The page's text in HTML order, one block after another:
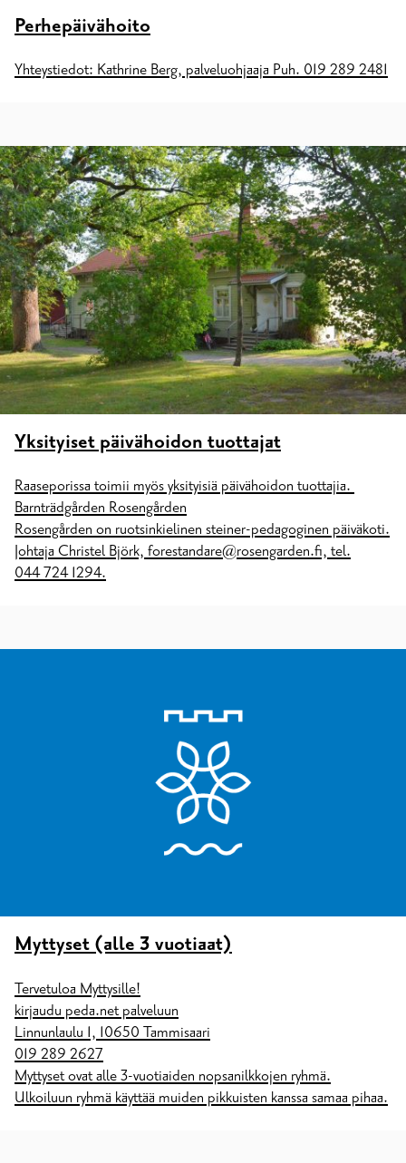
Perhepäivähoito
Yhteystiedot: Kathrine Berg, palveluohjaaja Puh. 019 289 2481
Yksityiset päivähoidon tuottajat
Raaseporissa toimii myös yksityisiä päivähoidon tuottajia.
Barnträdgården Rosengården
Rosengården on ruotsinkielinen steiner-pedagoginen päiväkoti.
Johtaja Christel Björk, forestandare@rosengarden.fi, tel.
044 724 1294.
Myttyset (alle 3 vuotiaat)
Tervetuloa Myttysille!
kirjaudu peda.net palveluun
Linnunlaulu 1, 10650 Tammisaari
019 289 2627
Myttyset ovat alle 3-vuotiaiden nopsanilkkojen ryhmä.
Ulkoiluun ryhmä käyttää muiden pikkuisten kanssa samaa pihaa.